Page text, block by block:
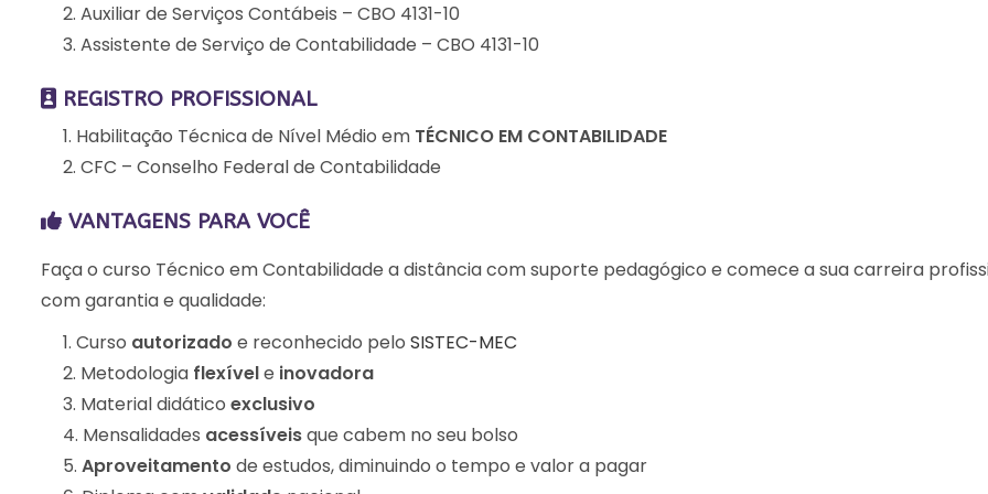
Auxiliar de Serviços Contábeis – CBO 4131-10
Assistente de Serviço de Contabilidade – CBO 4131-10
REGISTRO PROFISSIONAL
Habilitação Técnica de Nível Médio em TÉCNICO EM CONTABILIDADE
CFC – Conselho Federal de Contabilidade
VANTAGENS PARA VOCÊ
Faça o curso Técnico em Contabilidade a distância com suporte pedagógico e comece a sua carreira
com garantia e qualidade:
Curso autorizado e reconhecido pelo SISTEC-MEC
Metodologia flexívele inovadora
Material didático exclusivo
Mensalidades acessíveisque cabem no seu bolso
Aproveitamento de estudos, diminuindo o tempo e valor a pagar